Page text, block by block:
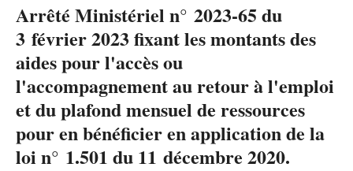
Arrêté Ministériel n° 2023-65 du
3 février 2023 fixant les montants des
aides pour l'accès ou
l'accompagnement au retour à l'emploi
et du plafond mensuel de ressources
pour en bénéficier en application de la
loi n° 1.501 du 11 décembre 2020.